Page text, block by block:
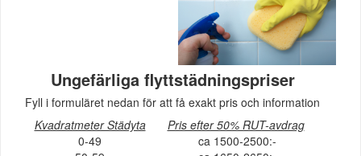
Ungefärliga flyttstädningspriser
Fyll i formuläret nedan för att få exakt pris och information
Kvadratmeter Städyta
Pris efter 50% RUT-avdrag
0-49
ca 1500-2500:-